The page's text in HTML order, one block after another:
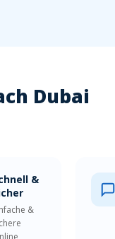
Dubai
&
&